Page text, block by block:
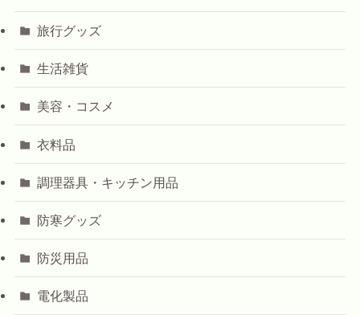
旅行グッズ
生活雑貨
美容・コスメ
衣料品
調理器具・キッチン用品
防寒グッズ
防災用品
電化製品